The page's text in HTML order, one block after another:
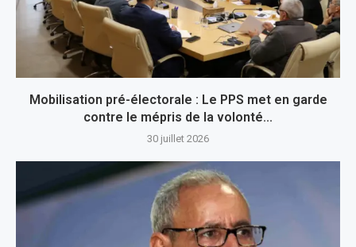
Mobilisation pré-électorale : Le PPS met en garde
contre le mépris de la volonté...
30 juillet 2026